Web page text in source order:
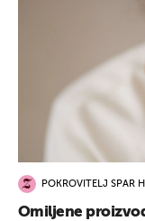
POKROVITELJ SPAR
Omiljene